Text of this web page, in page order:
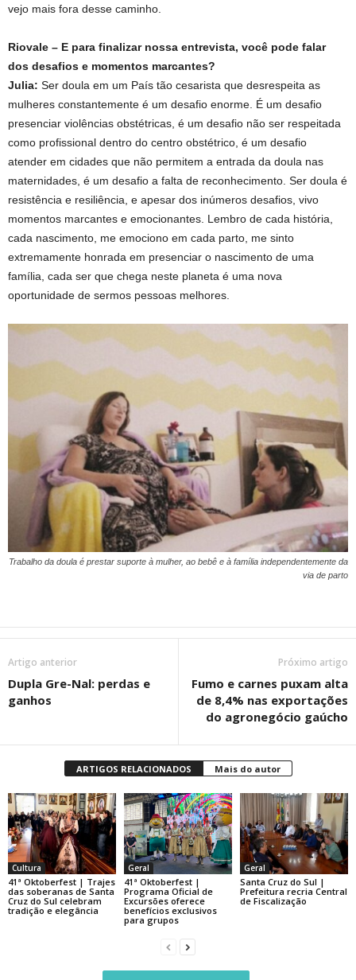
vejo mais fora desse caminho.
Riovale – E para finalizar nossa entrevista, você pode falar
dos desafios e momentos marcantes?
Julia: Ser doula em um País tão cesarista que desrespeita as
mulheres constantemente é um desafio enorme. É um desafio
presenciar violências obstétricas, é um desafio não ser respeitada
como profissional dentro do centro obstétrico, é um desafio
atender em cidades que não permitem a entrada da doula nas
maternidades, é um desafio a falta de reconhecimento. Ser doula é
resistência e resiliência, e apesar dos inúmeros desafios, vivo
momentos marcantes e emocionantes. Lembro de cada história,
cada nascimento, me emociono em cada parto, me sinto
extremamente honrada em presenciar o nascimento de uma
família, cada ser que chega neste planeta é uma nova
oportunidade de sermos pessoas melhores.
Trabalho da doula é prestar suporte à mulher, ao bebê e à família independentemente da
via de parto
Artigo anterior
Dupla Gre-Nal: perdas e
ganhos
Próximo artigo
Fumo e carnes puxam alta
de 8,4% nas exportações
do agronegócio gaúcho
ARTIGOS RELACIONADOS Mais do autor
Cultura
41ª Oktoberfest | Trajes
das soberanas de Santa
Cruz do Sul celebram
tradição e elegância
Geral
41ª Oktoberfest |
Programa Oficial de
Excursões oferece
benefícios exclusivos
para grupos
Geral
Santa Cruz do Sul |
Prefeitura recria Central
de Fiscalização